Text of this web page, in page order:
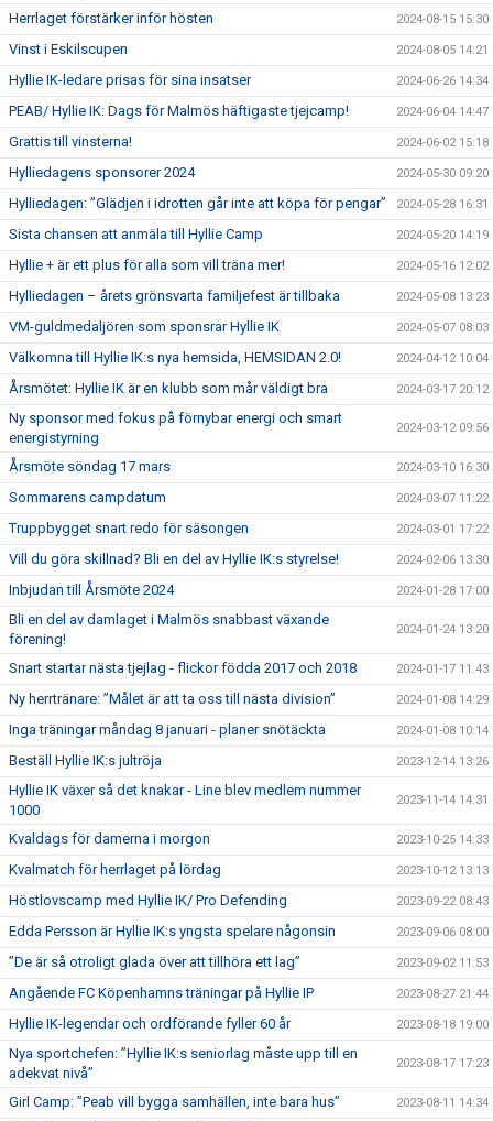
Herrlaget förstärker inför hösten 2024-08-15 15:30
Vinst i Eskilscupen 2024-08-05 14:21
Hyllie IK-ledare prisas för sina insatser 2024-06-26 14:34
PEAB/ Hyllie IK: Dags för Malmös häftigaste tjejcamp! 2024-06-04 14:47
Grattis till vinsterna! 2024-06-02 15:18
Hylliedagens sponsorer 2024 2024-05-30 09:20
Hylliedagen: ”Glädjen i idrotten går inte att köpa för pengar” 2024-05-28 16:31
Sista chansen att anmäla till Hyllie Camp 2024-05-20 14:19
Hyllie + är ett plus för alla som vill träna mer! 2024-05-16 12:02
Hylliedagen – årets grönsvarta familjefest är tillbaka 2024-05-08 13:23
VM-guldmedaljören som sponsrar Hyllie IK 2024-05-07 08:03
Välkomna till Hyllie IK:s nya hemsida, HEMSIDAN 2.0! 2024-04-12 10:04
Årsmötet: Hyllie IK är en klubb som mår väldigt bra 2024-03-17 20:12
Ny sponsor med fokus på förnybar energi och smart
energistyrning
2024-03-12 09:56
Årsmöte söndag 17 mars 2024-03-10 16:30
Sommarens campdatum 2024-03-07 11:22
Truppbygget snart redo för säsongen 2024-03-01 17:22
Vill du göra skillnad? Bli en del av Hyllie IK:s styrelse! 2024-02-06 13:30
Inbjudan till Årsmöte 2024 2024-01-28 17:00
Bli en del av damlaget i Malmös snabbast växande
förening!
2024-01-24 13:20
Snart startar nästa tjejlag - flickor födda 2017 och 2018 2024-01-17 11:43
Ny herrtränare: ”Målet är att ta oss till nästa division” 2024-01-08 14:29
Inga träningar måndag 8 januari - planer snötäckta 2024-01-08 10:14
Beställ Hyllie IK:s jultröja 2023-12-14 13:26
Hyllie IK växer så det knakar - Line blev medlem nummer
1000
2023-11-14 14:31
Kvaldags för damerna i morgon 2023-10-25 14:33
Kvalmatch för herrlaget på lördag 2023-10-12 13:13
Höstlovscamp med Hyllie IK/ Pro Defending 2023-09-22 08:43
Edda Persson är Hyllie IK:s yngsta spelare någonsin 2023-09-06 08:00
”De är så otroligt glada över att tillhöra ett lag” 2023-09-02 11:53
Angående FC Köpenhamns träningar på Hyllie IP 2023-08-27 21:44
Hyllie IK-legendar och ordförande fyller 60 år 2023-08-18 19:00
Nya sportchefen: ”Hyllie IK:s seniorlag måste upp till en
adekvat nivå”
2023-08-17 17:23
Girl Camp: ”Peab vill bygga samhällen, inte bara hus” 2023-08-11 14:34